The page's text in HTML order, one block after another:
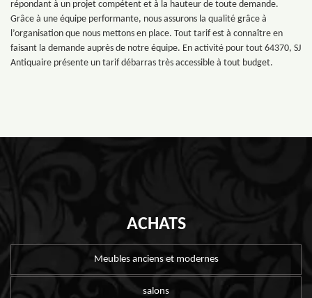
répondant à un projet compétent et à la hauteur de toute demande.
Grâce à une équipe performante, nous assurons la qualité grâce à
l’organisation que nous mettons en place. Tout tarif est à connaître en
faisant la demande auprès de notre équipe. En activité pour tout 64370, SJ
Antiquaire présente un tarif débarras très accessible à tout budget.
ACHATS
Meubles anciens et modernes
salons